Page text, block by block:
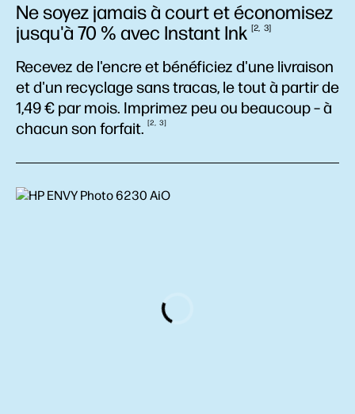
Ne soyez jamais à court et économisez
jusqu'à 70 % avec Instant Ink 2 3
Recevez de l'encre et bénéficiez d'une livraison
et d'un recyclage sans tracas, le tout à partir de
1,49 € par mois. Imprimez peu ou beaucoup – à
chacun son forfait. 2 3